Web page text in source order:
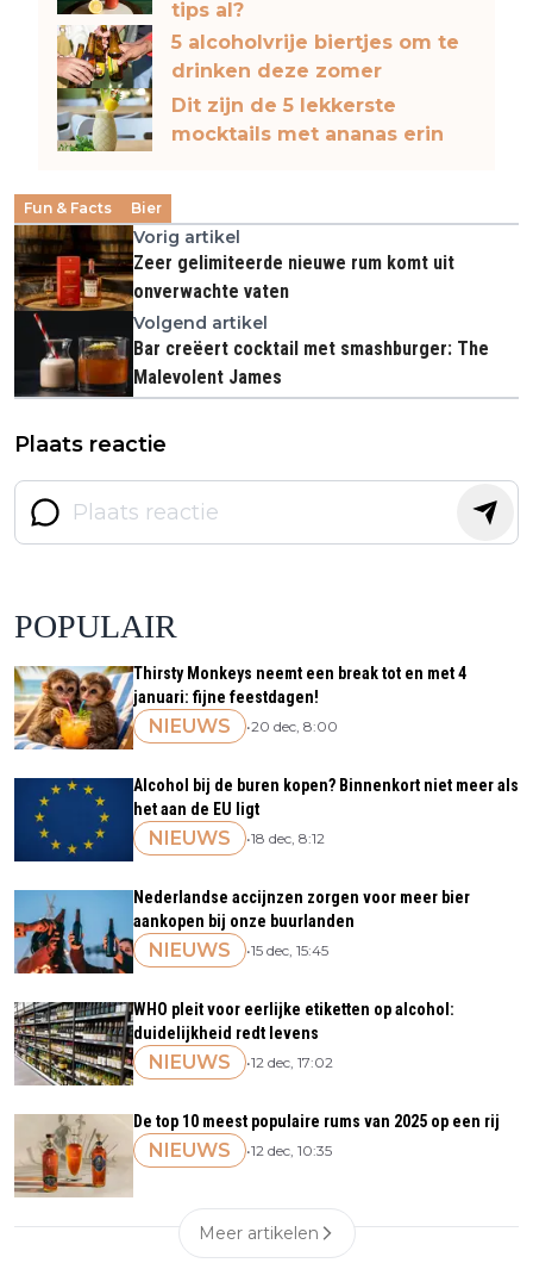
tips al?
5 alcoholvrije biertjes om te
drinken deze zomer
Dit zijn de 5 lekkerste
mocktails met ananas erin
Fun & Facts Bier
Vorig artikel
Zeer gelimiteerde nieuwe rum komt uit
onverwachte vaten
Volgend artikel
Bar creëert cocktail met smashburger: The
Malevolent James
Plaats reactie
POPULAIR
Thirsty Monkeys neemt een break tot en met 4
januari: fijne feestdagen!
NIEUWS •20 dec, 8:00
Alcohol bij de buren kopen? Binnenkort niet meer als
het aan de EU ligt
NIEUWS •18 dec, 8:12
Nederlandse accijnzen zorgen voor meer bier
aankopen bij onze buurlanden
NIEUWS •15 dec, 15:45
WHO pleit voor eerlijke etiketten op alcohol:
duidelijkheid redt levens
NIEUWS •12 dec, 17:02
De top 10 meest populaire rums van 2025 op een rij
NIEUWS •12 dec, 10:35
Meer artikelen